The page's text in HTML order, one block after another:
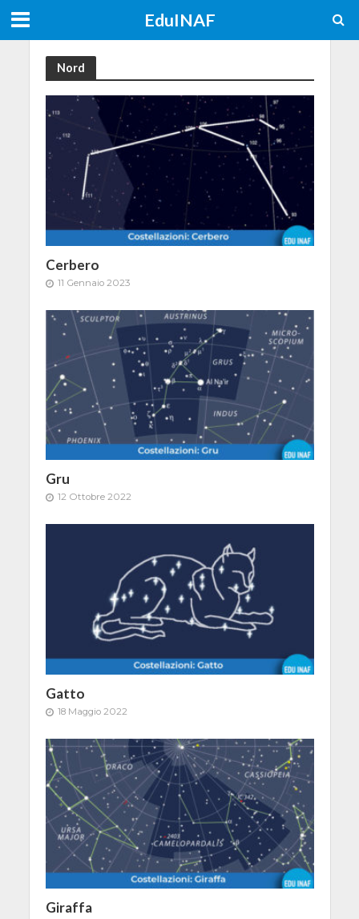
EduINAF
Nord
Cerbero
11 Gennaio 2023
Gru
12 Ottobre 2022
Gatto
18 Maggio 2022
Giraffa